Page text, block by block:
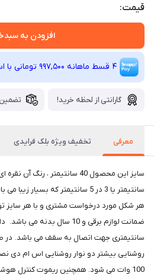
قیمت:
افزودن به
4 قسط ماهانه 997,500 تومانی با اسنپ ‌پی! (بدون کارمزد)
گارانتی از لحظه خرید!
معرفی تخفیف ویژه بلک فرایدی
سانتیمتر یا 3 در 5 سانتیمتر که
سانتیمتری جهت اتصال به سقف می باشد. در
روشنایی بیشتر دو نوار روشنایی اس ام دی
100 وات می شود. همچنین ریموت کنترل